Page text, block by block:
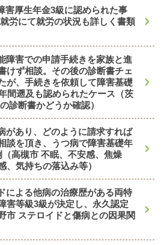
害厚生年金3級に認められた事
労にて就労の状況も詳しく書類
障害での申請手続きを家族と進
けず相談。その後の診断書チェ
が、手続きを依頼して障害基礎
間遡及も認められたケース（茨
診断書かどうか確認）
があり、どのように請求すれば
談を頂き、うつ病で障害基礎年
高槻市 不眠、不安感、焦燥
、気持ちの落込み等）
による他病の治療歴がある両特
害等級3級が決定し、永久認定
市 ステロイドと傷病との因果関